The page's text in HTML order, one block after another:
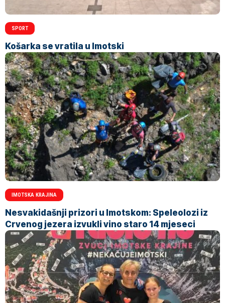
SPORT
Košarka se vratila u Imotski
IMOTSKA KRAJINA
Nesvakidašnji prizori u Imotskom: Speleolozi iz
Crvenog jezera izvukli vino staro 14 mjeseci